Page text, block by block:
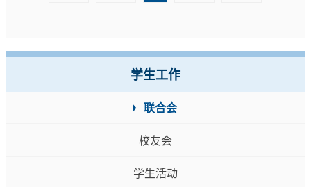
学生工作
联合会
校友会
学生活动